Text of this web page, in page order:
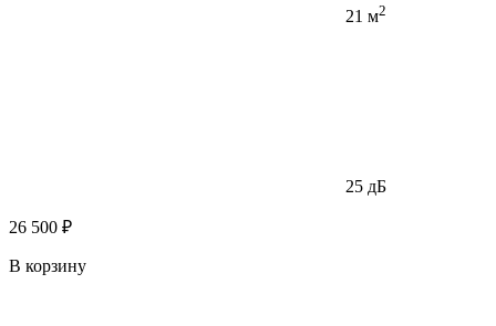
21 м2
25 дБ
26 500 ₽
В корзину